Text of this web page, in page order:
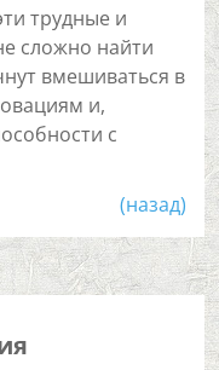
трудные и
сложно найти
вмешиваться в
и,
с
(назад)